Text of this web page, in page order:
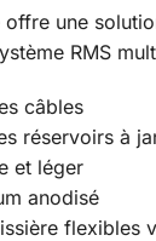
offre une
RMS
câbles
réservoirs à
et léger
anodisé
flexibles